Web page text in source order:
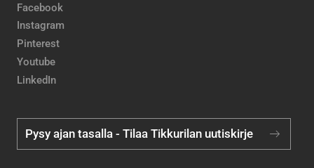
Facebook
Instagram
Pinterest
Youtube
LinkedIn
Pysy ajan tasalla - Tilaa Tikkurilan uutiskirje